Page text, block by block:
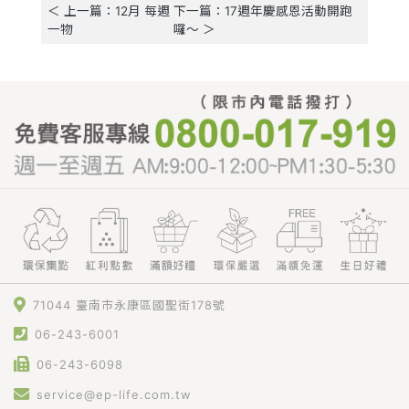
＜ 上一篇：12月 每週
一物
下一篇：17週年慶感恩活動開跑
囉～ ＞
71044 臺南市永康區國聖街178號
06-243-6001
06-243-6098
service@ep-life.com.tw